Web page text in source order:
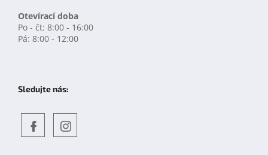
Otevírací doba
Po - čt: 8:00 - 16:00
Pá: 8:00 - 12:00
Sledujte nás: